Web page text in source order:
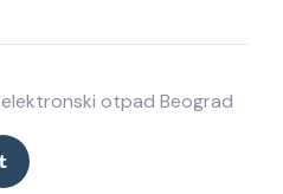
elektronski otpad Beograd